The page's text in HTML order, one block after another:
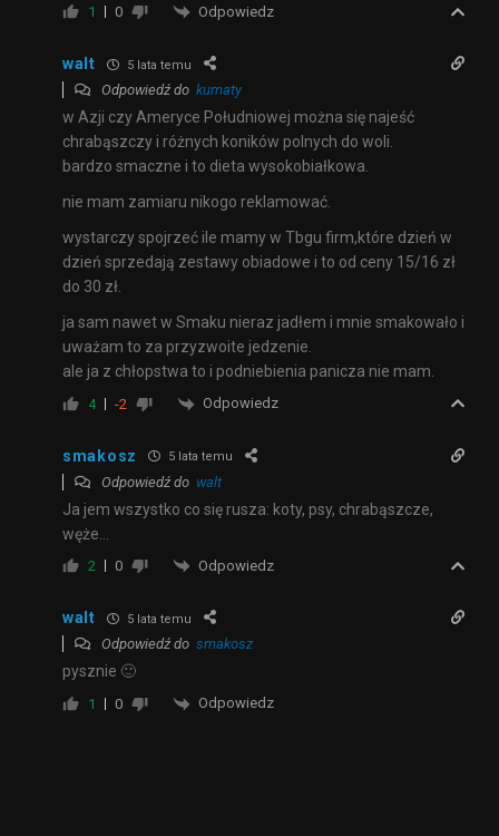
1 0 Odpowiedz
walt 5 lata temu
Odpowiedź do kumaty
w Azji czy Ameryce Południowej można się najeść
chrabąszczy i różnych koników polnych do woli.
bardzo smaczne i to dieta wysokobiałkowa.
nie mam zamiaru nikogo reklamować.
wystarczy spojrzeć ile mamy w Tbgu firm,które dzień w
dzień sprzedają zestawy obiadowe i to od ceny 15/16 zł
do 30 zł.
ja sam nawet w Smaku nieraz jadłem i mnie smakowało i
uważam to za przyzwoite jedzenie.
ale ja z chłopstwa to i podniebienia panicza nie mam.
4 -2 Odpowiedz
smakosz 5 lata temu
Odpowiedź do walt
Ja jem wszystko co się rusza: koty, psy, chrabąszcze,
węże…
2 0 Odpowiedz
walt 5 lata temu
Odpowiedź do smakosz
pysznie 🙂
1 0 Odpowiedz